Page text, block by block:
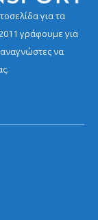
για τα
γράφουμε για
αναγνώστες να